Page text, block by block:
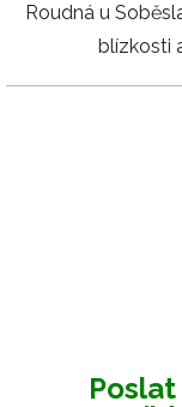
Roudná u
blízkosti